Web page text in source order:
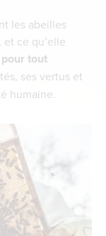
les abeilles
ce qu’elle
pour tout
ses vertus et
humaine.